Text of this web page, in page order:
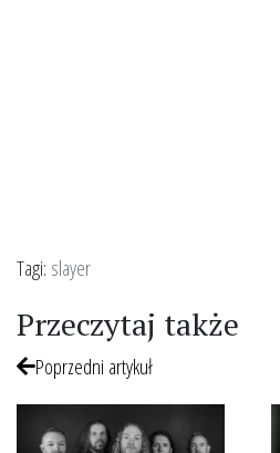
Tagi: slayer
Przeczytaj także
Poprzedni artykuł